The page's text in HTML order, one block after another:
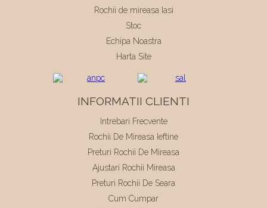
Rochii de mireasa Iasi
Stoc
Echipa Noastra
Harta Site
INFORMATII CLIENTI
Intrebari Frecvente
Rochii De Mireasa Ieftine
Preturi Rochii De Mireasa
Ajustari Rochii Mireasa
Preturi Rochii De Seara
Cum Cumpar